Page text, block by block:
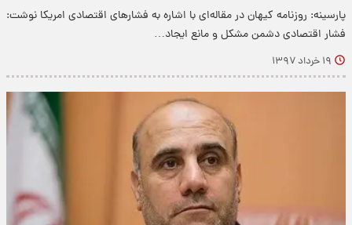
پارسینه: روزنامه کیهان در مقاله‌ای با اشاره به فشارهای اقتصادی امریکا نوشت:
فشار اقتصادی دشمن مشکل و مانع ایجاد…
۱۹ خرداد ۱۳۹۷